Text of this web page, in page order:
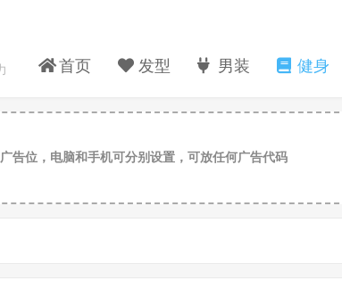
首页 发型 男装 健身
广告位，电脑和手机可分别设置，可放任何广告代码